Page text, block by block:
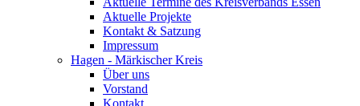
Aktuelle Projekte
Kontakt & Satzung
Impressum
Hagen - Märkischer Kreis
Über uns
Vorstand
Kontakt